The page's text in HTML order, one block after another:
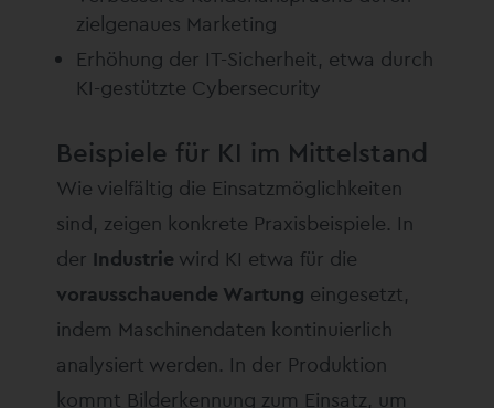
zielgenaues Marketing
Erhöhung der IT-Sicherheit, etwa durch
KI-gestützte Cybersecurity
Beispiele für KI im Mittelstand
Wie vielfältig die Einsatzmöglichkeiten
sind, zeigen konkrete Praxisbeispiele. In
der Industrie wird KI etwa für die
vorausschauende Wartung eingesetzt,
indem Maschinendaten kontinuierlich
analysiert werden. In der Produktion
kommt Bilderkennung zum Einsatz, um